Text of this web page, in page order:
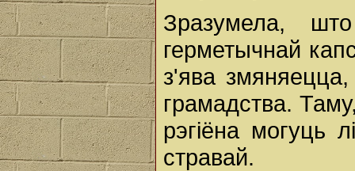
Зразумела,
герметычнай
з'ява змяняецца,
грамадства.
рэгіёна могуць
стравай.